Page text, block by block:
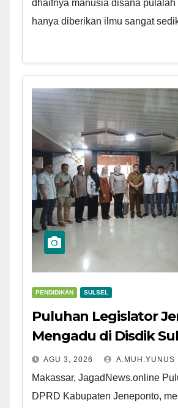
dhaifnya manusia disana pulalah
hanya diberikan ilmu sangat
PENDIDIKAN SULSEL
Puluhan Legislator
Mengadu di Disdik
AGU 3, 2026 A.MUH.YUNUS
Makassar, JagadNews.online
DPRD Kabupaten Jeneponto,